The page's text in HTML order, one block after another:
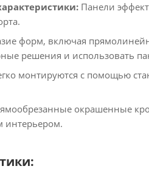
Панели
форм, включая
решения и использовать
монтируются с помощью
окрашенные
интерьером.​